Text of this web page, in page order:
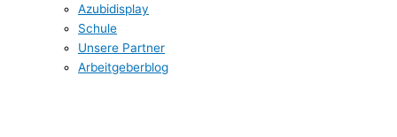
Azubidisplay
Schule
Unsere Partner
Arbeitgeberblog